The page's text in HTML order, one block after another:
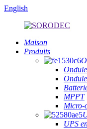
English
Maison
Produits
MPPT
Micro-
UPS